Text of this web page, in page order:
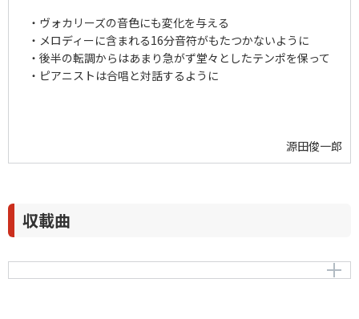
・ヴォカリーズの音色にも変化を与える
・メロディーに含まれる16分音符がもたつかないように
・後半の転調からはあまり急がず堂々としたテンポを保って
・ピアニストは合唱と対話するように
源田俊一郎
収載曲
瑠璃色の地球